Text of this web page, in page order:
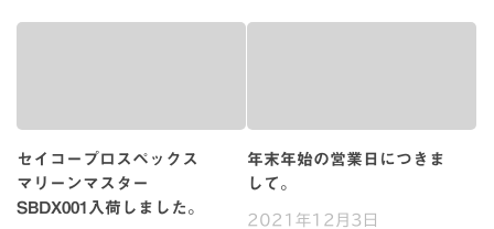
セイコープロスペックス
マリーンマスター
SBDX001入荷しました。
年末年始の営業日につきま
して。
2021年12月3日